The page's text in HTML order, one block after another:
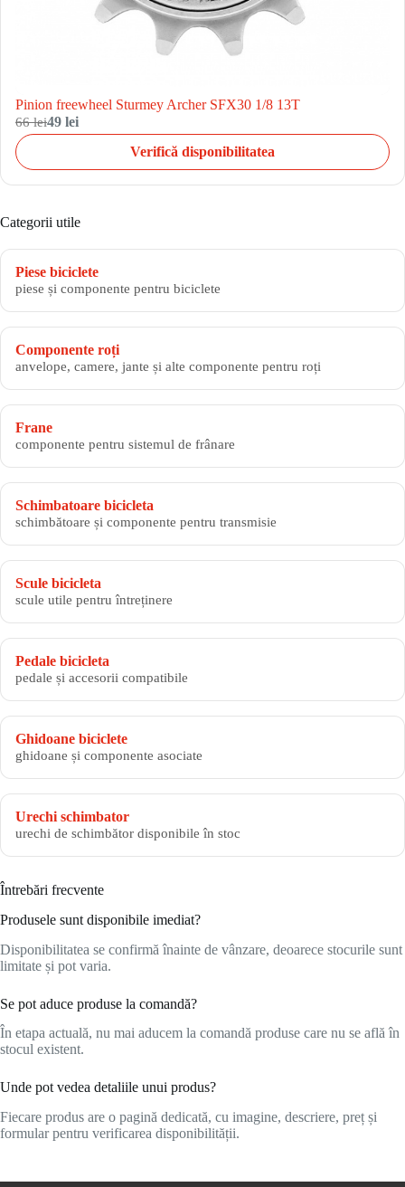
Pinion freewheel Sturmey Archer SFX30 1/8 13T
66 lei49 lei
Verifică disponibilitatea
Categorii utile
Piese biciclete
piese și componente pentru biciclete
Componente roți
anvelope, camere, jante și alte componente pentru roți
Frane
componente pentru sistemul de frânare
Schimbatoare bicicleta
schimbătoare și componente pentru transmisie
Scule bicicleta
scule utile pentru întreținere
Pedale bicicleta
pedale și accesorii compatibile
Ghidoane biciclete
ghidoane și componente asociate
Urechi schimbator
urechi de schimbător disponibile în stoc
Întrebări frecvente
Produsele sunt disponibile imediat?
Disponibilitatea se confirmă înainte de vânzare, deoarece stocurile sunt
limitate și pot varia.
Se pot aduce produse la comandă?
În etapa actuală, nu mai aducem la comandă produse care nu se află în
stocul existent.
Unde pot vedea detaliile unui produs?
Fiecare produs are o pagină dedicată, cu imagine, descriere, preț și
formular pentru verificarea disponibilității.